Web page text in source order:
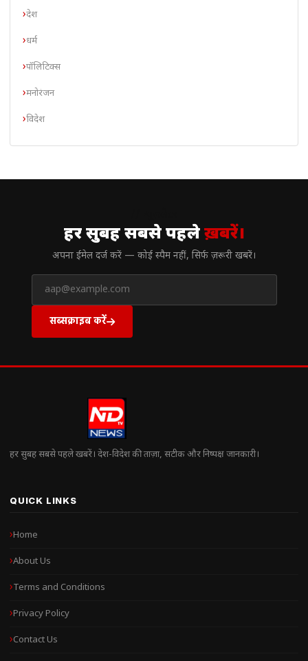
देश
धर्म
पॉलिटिक्स
मनोरंजन
विदेश
हर सुबह सबसे पहलेख़बरें।
अपना ईमेल दर्ज करें — कोई स्पैम नहीं, सिर्फ ज़रूरी खबरें।
सब्सक्राइब करें
हर सुबह सबसे पहले खबरें। देश-विदेश की ताज़ा, सटीक और निष्पक्ष जानकारी।
QUICK LINKS
Home
About Us
Terms and Conditions
Privacy Policy
Contact Us